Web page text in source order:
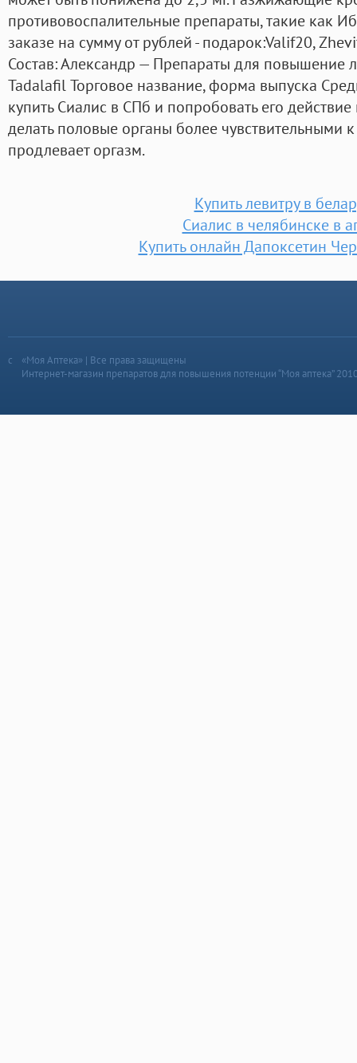
противовоспалительные препараты, такие как
заказе на сумму от рублей - подарок:Valif20,
Состав: Александр — Препараты для повышение
Tadalafil Торговое название, форма выпуска
купить Сиалис в СПб и попробовать его
делать половые органы более чувствительными
продлевает оргазм.
Купить левитру в
Сиалис в челябинске в
Купить онлайн Дапоксетин
«Моя Аптека» | Все права защищены
Интернет-магазин препаратов для повышения потенции “Моя аптека”